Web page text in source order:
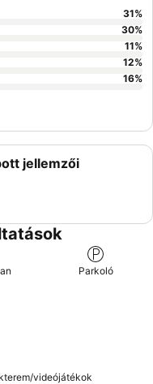
jellemzői
31%
30%
11%
12%
16%
Parkoló
videójátékok